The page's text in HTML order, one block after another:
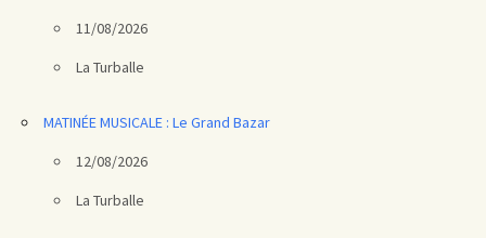
11/08/2026
La Turballe
MATINÉE MUSICALE : Le Grand Bazar
12/08/2026
La Turballe